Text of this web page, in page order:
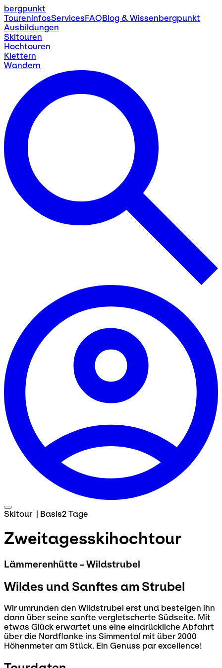
bergpunkt
ToureninfosServicesFAQBlog & Wissenbergpunkt
Ausbildungen
Skitouren
Hochtouren
Klettern
Wandern
Skitour | Basis2 Tage
Zweitagesskihochtour
Lämmerenhütte - Wildstrubel
Wildes und Sanftes am Strubel
Wir umrunden den Wildstrubel erst und besteigen ihn
dann über seine sanfte vergletscherte Südseite. Mit
etwas Glück erwartet uns eine eindrückliche Abfahrt
über die Nordflanke ins Simmental mit über 2000
Höhenmeter am Stück. Ein Genuss par excellence!